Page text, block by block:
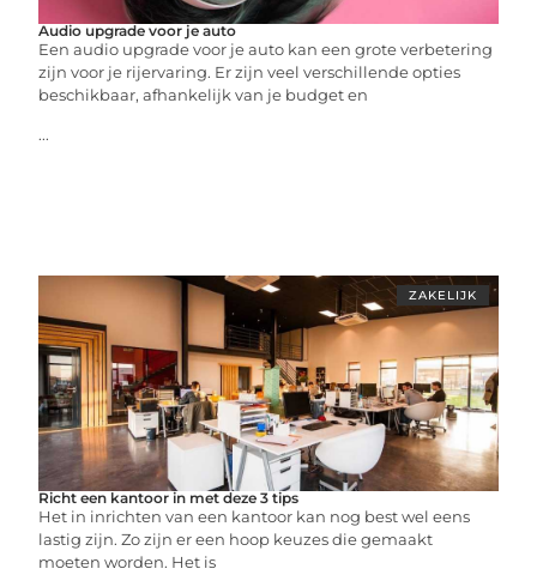
Audio upgrade voor je auto
Een audio upgrade voor je auto kan een grote verbetering
zijn voor je rijervaring. Er zijn veel verschillende opties
beschikbaar, afhankelijk van je budget en
...
ZAKELIJK
Richt een kantoor in met deze 3 tips
Het in inrichten van een kantoor kan nog best wel eens
lastig zijn. Zo zijn er een hoop keuzes die gemaakt
moeten worden. Het is